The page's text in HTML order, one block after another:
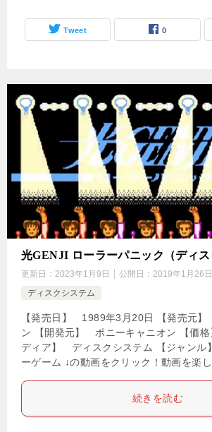
Tweet 0
光GENJI ローラーパニック（ディス
更新日： 2023年1月9日 公開日： 2019年1月26日
ディスクシステム
【発売日】 1989年3月20日 【発売元
ン 【開発元】 ポニーキャニオン 【価
ディア】 ディスクシステム 【ジャンル
ーゲーム ↓の動画をクリック！動画を楽
続きを読む